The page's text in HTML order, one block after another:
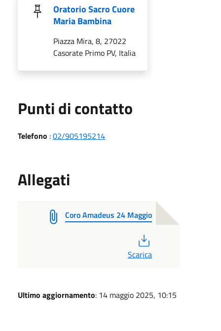
Oratorio Sacro Cuore
Maria Bambina
Piazza Mira, 8, 27022
Casorate Primo PV, Italia
Punti di contatto
Telefono :02/905195214
Allegati
Coro Amadeus 24 Maggio
Scarica
Ultimo aggiornamento: 14 maggio 2025, 10:15